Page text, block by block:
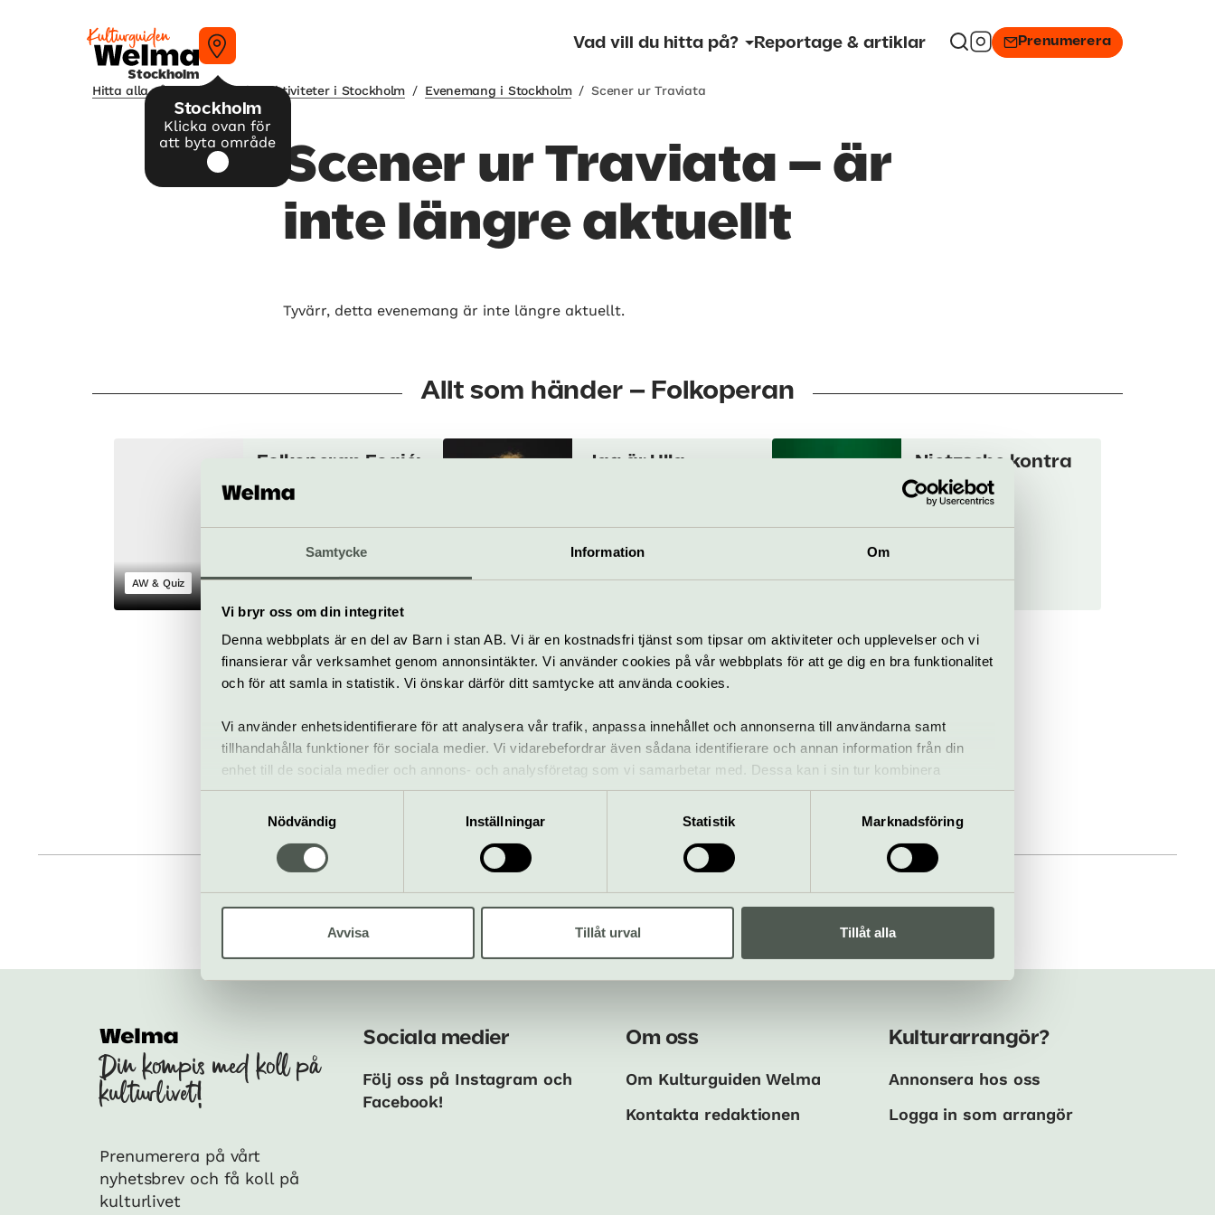
Samtycke Information Om
Vi bryr oss om din integritet
Denna webbplats är en del av Barn i stan AB. Vi är en kostnadsfri tjänst som tipsar om aktiviteter och upplevelser och vi
finansierar vår verksamhet genom annonsintäkter. Vi använder cookies på vår webbplats för att ge dig en bra funktionalitet
och för att samla in statistik. Vi önskar därför ditt samtycke att använda cookies.
Vi använder enhetsidentifierare för att analysera vår trafik, anpassa innehållet och annonserna till användarna samt
tillhandahålla funktioner för sociala medier. Vi vidarebefordrar även sådana identifierare och annan information från din
enhet till de sociala medier och annons- och analysföretag som vi samarbetar med. Dessa kan i sin tur kombinera
informationen med annan information som du har tillhandahållit eller som de har samlat in när du har använt deras tjänster.
Nödvändig
Inställningar Statistik Marknadsföring
Avvisa Tillåt urval Tillåt alla
Stockholm
Stockholm
Klicka ovan för
att byta område
Vad vill du hitta på? Reportage & artiklar Prenumerera
Hitta alla våra tips på kulturaktiviteter i Stockholm / Evenemang i Stockholm / Scener ur Traviata
Scener ur Traviata – är
inte längre aktuellt
Tyvärr, detta evenemang är inte längre aktuellt.
Allt som händer – Folkoperan
AW & Quiz
Folkoperan Foajé:
Anki Svan &
Älskarna
Opera
Jag är Ulla
Musikteater
Nietzsche kontra
Wagner
Musikal Humor
Sommarnattens
leende
28 jan–11 mar 2027
Folkoperan Opera Klassiskt
Olympiaden
3–25 april 2027
Folkoperan
Din kompis med koll på
kulturlivet!
Prenumerera på vårt
nyhetsbrev och få koll på
kulturlivet
Sociala medier
Följ oss på Instagram och
Facebook!
Om oss
Om Kulturguiden Welma
Kontakta redaktionen
Kulturarrangör?
Annonsera hos oss
Logga in som arrangör